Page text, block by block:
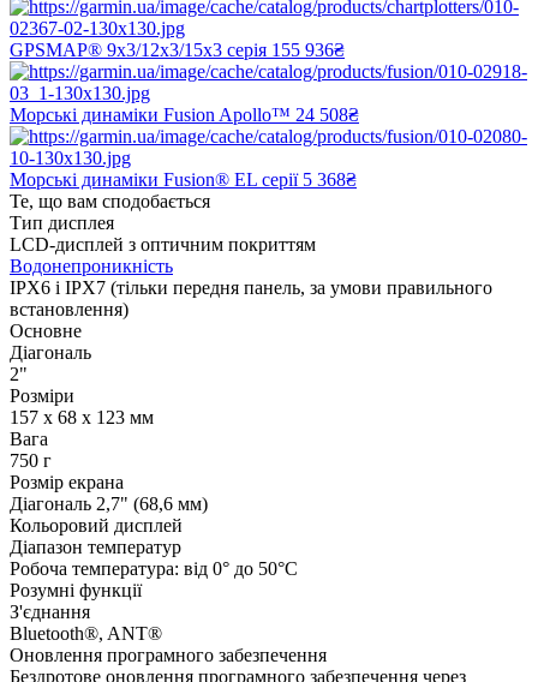
GPSMAP® 9x3/12x3/15x3 серія 155 936₴
Морські динаміки Fusion Apollo™ 24 508₴
Морські динаміки Fusion® EL серії 5 368₴
Те, що вам сподобається
Тип дисплея
LCD-дисплей з оптичним покриттям
Водонепроникність
IPX6 і IPX7 (тільки передня панель, за умови правильного
встановлення)
Основне
Діагональ
2"
Розміри
157 x 68 x 123 мм
Вага
750 г
Розмір екрана
Діагональ 2,7" (68,6 мм)
Кольоровий дисплей
Діапазон температур
Робоча температура: від 0° до 50°C
Розумні функції
З'єднання
Bluetooth®, ANT®
Оновлення програмного забезпечення
Бездротове оновлення програмного забезпечення через